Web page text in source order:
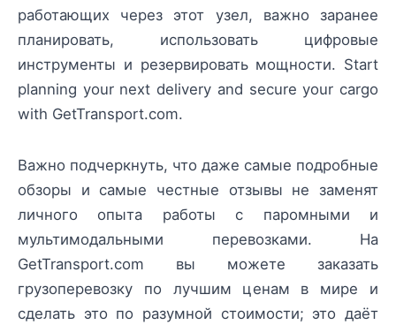
работающих через этот узел, важно заранее
планировать, использовать цифровые
инструменты и резервировать мощности. Start
planning your next delivery and secure your cargo
with GetTransport.com.
Важно подчеркнуть, что даже самые подробные
обзоры и самые честные отзывы не заменят
личного опыта работы с паромными и
мультимодальными перевозками. На
GetTransport.com вы можете заказать
грузоперевозку по лучшим ценам в мире и
сделать это по разумной стоимости; это даёт